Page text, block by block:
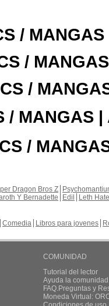
/
/
/
MANGAS |
/
Dragon Bros Z
Y Bernadette Edil
Leth Hate
Comedia Libros para jovenes
COMUNIDAD
Tutorial del lector
Ayuda la
FAQ.Preguntas y
Moneda Virtual: